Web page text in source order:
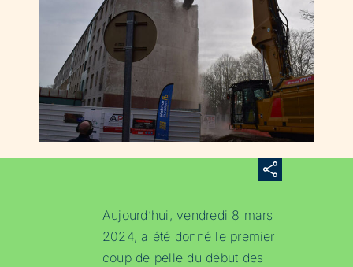
Aujourd’hui, vendredi 8 mars
2024, a été donné le premier
coup de pelle du début des